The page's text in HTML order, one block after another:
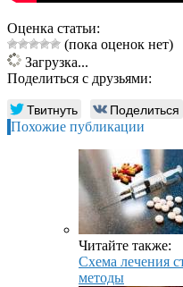
Оценка статьи:
(пока оценок нет)
Загрузка...
Поделиться с друзьями:
Твитнуть Поделиться
Похожие публикации
Читайте также:
Схема лечения
методы